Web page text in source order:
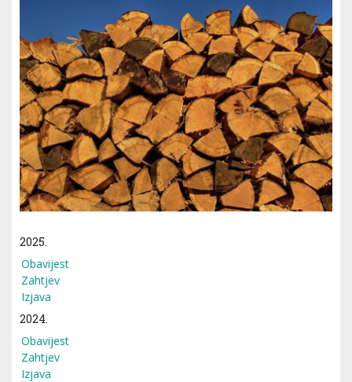
2025.
Obavijest
Zahtjev
Izjava
2024.
Obavijest
Zahtjev
Izjava